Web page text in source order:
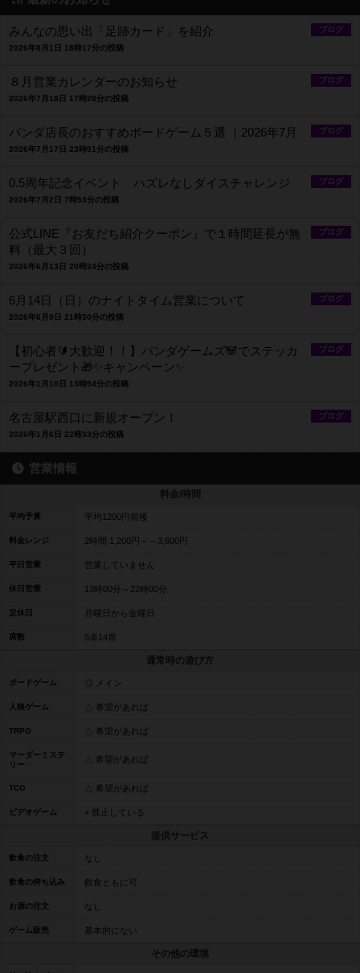
ブログ
みんなの思い出「足跡カード」を紹介
2026年8月1日 18時17分の投稿
ブログ
８月営業カレンダーのお知らせ
2026年7月18日 17時28分の投稿
ブログ
パンダ店長のおすすめボードゲーム５選 ｜2026年7月
2026年7月17日 23時51分の投稿
ブログ
0.5周年記念イベント ハズレなしダイスチャレンジ
2026年7月2日 7時53分の投稿
ブログ
公式LINE『お友だち紹介クーポン』で１時間延長が無
料（最大３回）
2026年6月13日 20時24分の投稿
ブログ
6月14日（日）のナイトタイム営業について
2026年6月9日 21時30分の投稿
ブログ
【初心者🔰大歓迎！！】パンダゲームズ🐼でステッカ
ープレゼント🎁✨キャンペーン✨
2026年1月10日 13時54分の投稿
ブログ
名古屋駅西口に新規オープン！
2026年1月6日 22時33分の投稿
営業情報
料金/時間
平均予算 平均1200円前後
料金レンジ 2時間 1,200円～～3,600円
平日営業 営業していません
休日営業 13時00分～22時00分
定休日 月曜日から金曜日
席数 5卓14席
通常時の遊び方
ボードゲーム ◎ メイン
人狼ゲーム △ 希望があれば
TRPG △ 希望があれば
マーダーミステ
リー
△ 希望があれば
TCG △ 希望があれば
ビデオゲーム × 禁止している
提供サービス
飲食の注文 なし
飲食の持ち込み 飲食ともに可
お酒の注文 なし
ゲーム販売 基本的にない
その他の環境